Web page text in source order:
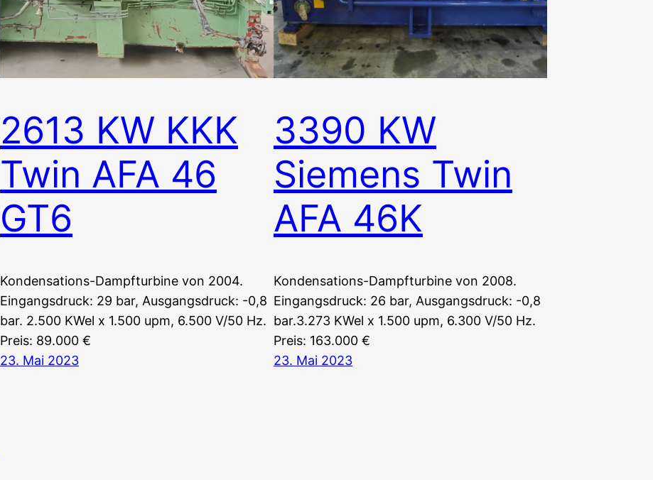
2613 KW KKK
Twin AFA 46
GT6
Kondensations-Dampfturbine von 2004.
Eingangsdruck: 29 bar, Ausgangsdruck: -0,8
bar. 2.500 KWel x 1.500 upm, 6.500 V/50 Hz.
Preis: 89.000 €
23. Mai 2023
3390 KW
Siemens Twin
AFA 46K
Kondensations-Dampfturbine von 2008.
Eingangsdruck: 26 bar, Ausgangsdruck: -0,8
bar.3.273 KWel x 1.500 upm, 6.300 V/50 Hz.
Preis: 163.000 €
23. Mai 2023